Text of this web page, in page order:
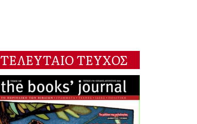
ΤΕΛΕΥΤΑΙΟ ΤΕΥΧΟΣ